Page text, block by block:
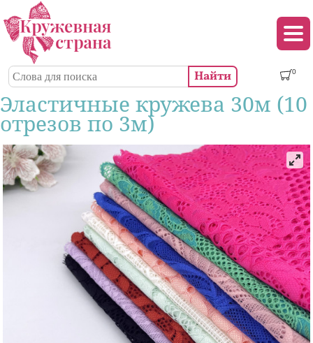
Перейти к основному содержанию
Форма поиска
Поиск 0
Эластичные кружева 30м (10
отрезов пo 3м)